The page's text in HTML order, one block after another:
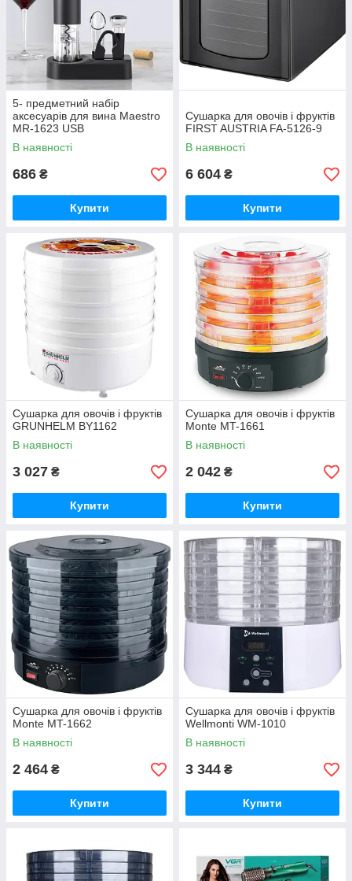
5- предметний набір
аксесуарів для вина Maestro
MR-1623 USB
В наявності
686 ₴
Купити
Сушарка для овочів і фруктів
FIRST AUSTRIA FA-5126-9
В наявності
6 604 ₴
Купити
Сушарка для овочів і фруктів
GRUNHELM BY1162
В наявності
3 027 ₴
Купити
Сушарка для овочів і фруктів
Monte MT-1661
В наявності
2 042 ₴
Купити
Сушарка для овочів і фруктів
Monte MT-1662
В наявності
2 464 ₴
Купити
Сушарка для овочів і фруктів
Wellmonti WM-1010
В наявності
3 344 ₴
Купити